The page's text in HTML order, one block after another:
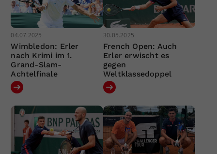
04.07.2025
Wimbledon: Erler
nach Krimi im 1.
Grand-Slam-
Achtelfinale
30.05.2025
French Open: Auch
Erler erwischt es
gegen
Weltklassedoppel